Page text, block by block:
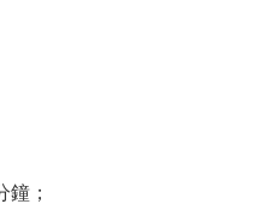
；